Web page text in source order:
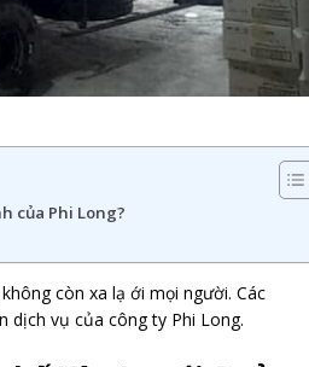
của Phi Long?
còn xa lạ ới mọi người. Các
dịch vụ của công ty Phi Long.